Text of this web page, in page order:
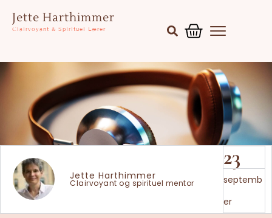
indholdet
Jette Harthimmer
Clairvoyant & Spirituel Lærer
Jette Harthimmer
Clairvoyant og spirituel mentor
23
septemb
er